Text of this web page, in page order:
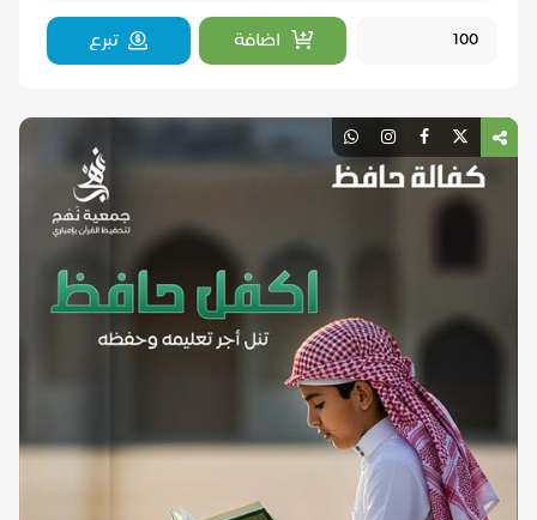
اضافة
تبرع